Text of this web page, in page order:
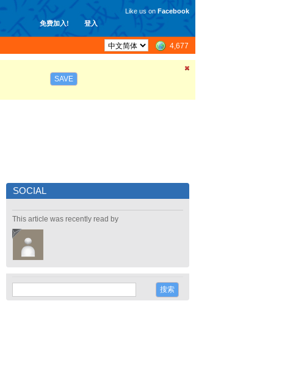
免费加入! 登入
Like us on Facebook
4,677
SAVE
SOCIAL
This article was recently read by